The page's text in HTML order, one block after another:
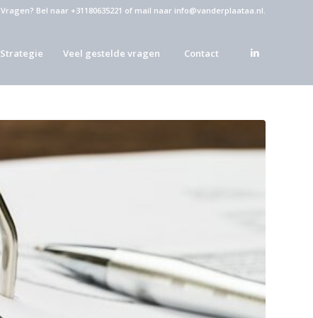
Vragen? Bel naar +31180635221 of mail naar info@vanderplaataa.nl.
Strategie Veel gestelde vragen Contact